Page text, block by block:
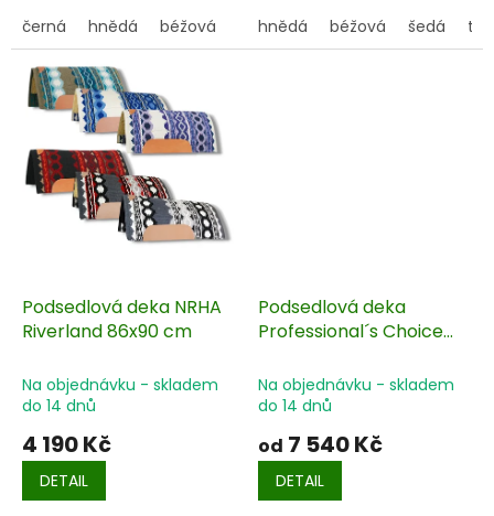
černá hnědá béžová tmavě modrá modrá fialová
hnědá béžová šedá
Podsedlová deka NRHA
Riverland 86x90 cm
Na objednávku - skladem
do 14 dnů
4 190 Kč
DETAIL
Podsedlová deka
Professional´s Choice
Na objednávku - skladem
do 14 dnů
od 7 540 Kč
DETAIL